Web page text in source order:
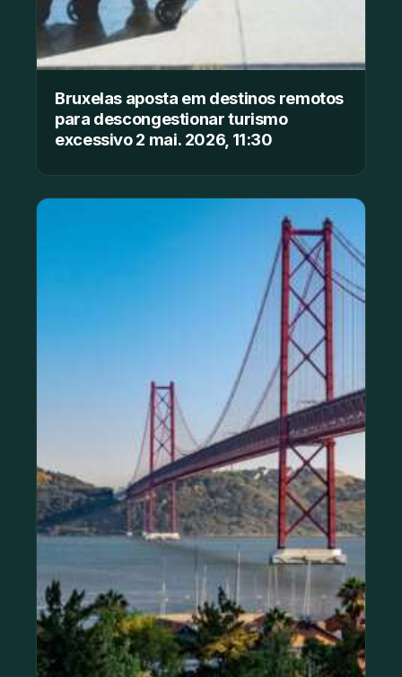
Bruxelas aposta em destinos remotos
para descongestionar turismo
excessivo 2 mai. 2026, 11:30